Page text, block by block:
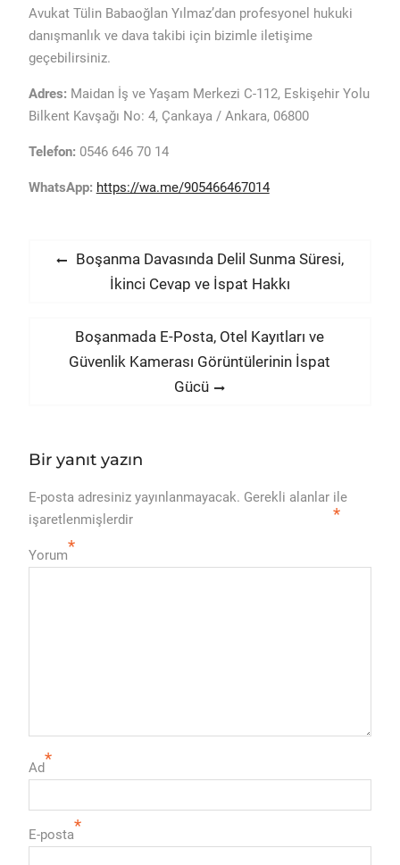
Avukat Tülin Babaoğlan Yılmaz’dan profesyonel hukuki
danışmanlık ve dava takibi için bizimle iletişime
geçebilirsiniz.
Adres: Maidan İş ve Yaşam Merkezi C-112, Eskişehir Yolu
Bilkent Kavşağı No: 4, Çankaya / Ankara, 06800
Telefon: 0546 646 70 14
WhatsApp: https://wa.me/905466467014
Yazı
gezinmesi
Previous
Boşanma Davasında Delil Sunma Süresi,
İkinci Cevap ve İspat Hakkı
Next
post:
Boşanmada E-Posta, Otel Kayıtları ve
Güvenlik Kamerası Görüntülerinin İspat
Gücü
Bir yanıt yazın
E-posta adresiniz yayınlanmayacak. Gerekli alanlar
*
ile
işaretlenmişlerdir
Yorum*
Ad*
E-posta*